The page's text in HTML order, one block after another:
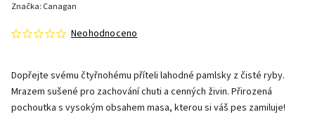
Neohodnoceno
Dopřejte svému čtyřnohému příteli lahodné pamlsky z čisté ryby.
Mrazem sušené pro zachování chuti a cenných živin. Přirozená
pochoutka s vysokým obsahem masa, kterou si váš pes zamiluje!
Značka: Canagan